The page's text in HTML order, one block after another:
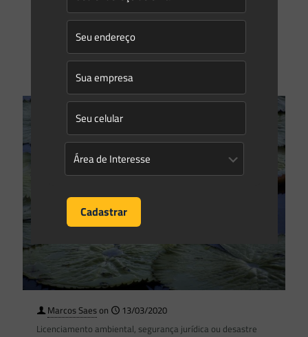
pandemia serão sentidos por todos os empreendedores.
Independente de porte, tipologia de atividade e localidade.
Nesse momento,
[…]
Marcos Saeson
13/03/2020
Licenciamento ambiental, segurança jurídica ou desastre